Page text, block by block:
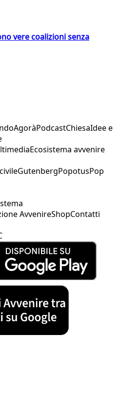
vere coalizioni senza
AgoràPodcastChiesaIdee e
Ecosistema avvenire
GutenbergPopotusPop
AvvenireShopContatti